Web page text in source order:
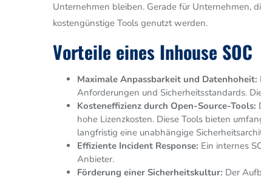
Unternehmen bleiben. Gerade für Unternehmen,
kostengünstige Tools genutzt werden.
Vorteile eines Inhouse SOC
Maximale Anpassbarkeit und Datenhoheit:
Anforderungen und Sicherheitsstandards.
Kosteneffizienz durch Open-Source-Tools:
hohe Lizenzkosten. Diese Tools bieten
langfristig eine unabhängige
Effiziente Incident Response: Ein internes
Anbieter.
Förderung einer Sicherheitskultur: Der